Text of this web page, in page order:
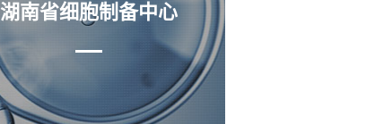
湖南省细胞制备中心